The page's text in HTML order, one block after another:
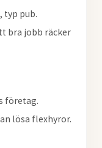
typ pub.
bra jobb räcker
företag.
lösa flexhyror.